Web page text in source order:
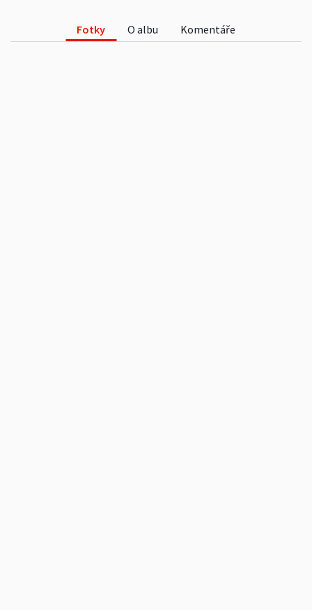
Fotky O albu Komentáře